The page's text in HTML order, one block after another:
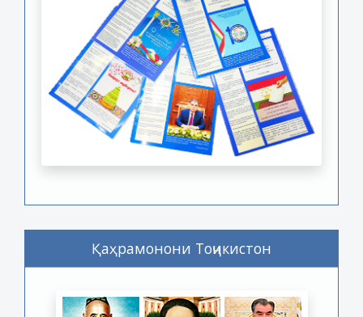
Қаҳрамонони Тоҷикистон